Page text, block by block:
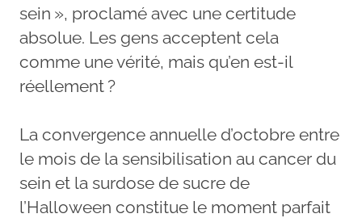
sein », proclamé avec une certitude
absolue. Les gens acceptent cela
comme une vérité, mais qu’en est-il
réellement ?
La convergence annuelle d’octobre entre
le mois de la sensibilisation au cancer du
sein et la surdose de sucre de
l’Halloween constitue le moment parfait